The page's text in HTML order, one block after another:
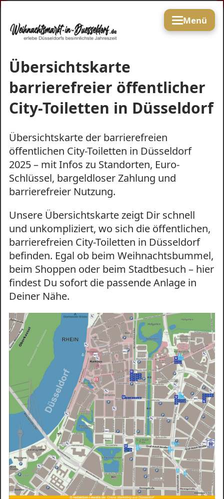
Menü
Übersichtskarte
barrierefreier öffentlicher
City-Toiletten in Düsseldorf
Übersichtskarte der barrierefreien
öffentlichen City-Toiletten in Düsseldorf
2025 – mit Infos zu Standorten, Euro-
Schlüssel, bargeldloser Zahlung und
barrierefreier Nutzung.
Unsere Übersichtskarte zeigt Dir schnell
und unkompliziert, wo sich die öffentlichen,
barrierefreien City-Toiletten in Düsseldorf
befinden. Egal ob beim Weihnachtsbummel,
beim Shoppen oder beim Stadtbesuch – hier
findest Du sofort die passende Anlage in
Deiner Nähe.